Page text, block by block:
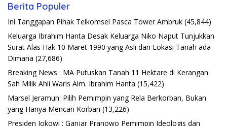
Berita Populer
Ini Tanggapan Pihak Telkomsel Pasca Tower Ambruk (45,844)
Keluarga Ibrahim Hanta Desak Keluarga Niko Naput Tunjukkan
Surat Alas Hak 10 Maret 1990 yang Asli dan Lokasi Tanah ada
Dimana (27,686)
Breaking News : MA Putuskan Tanah 11 Hektare di Kerangan
Sah Milik Ahli Waris Alm. Ibrahim Hanta (15,422)
Marsel Jeramun: Pilih Pemimpin yang Rela Berkorban, Bukan
yang Hanya Mencari Korban (13,226)
Presiden Jokowi : Ganjar Pranowo Pemimpin Ideologis dan